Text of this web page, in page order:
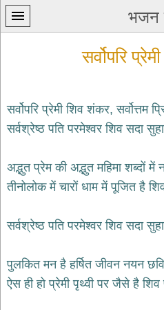
भजन
प्रथम
कृष्ण
bhajans
भजन
bhajans
सर्वोपरि
सर्वोपरि प्रेमी शिव शंकर, सर्वोत्तम
सर्वश्रेष्ठ पति परमेश्वर शिव सदा
अद्भुत प्रेम की अद्भुत महिमा शब्दों में
तीनोलोक में चारों धाम में पूजित है
सर्वश्रेष्ठ पति परमेश्वर शिव सदा
पुलकित मन है हर्षित जीवन नयन
ऐस ही हो प्रेमी पृथ्वी पर जैसे है शिव